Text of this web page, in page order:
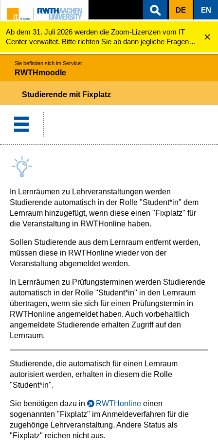
ZUM INHALTSBEREICH
ZUR HAUPTNAVIGATION
ZUR SUCHE
DE EN
Ab dem 31. Juli 2026 werden die Zoom-Lizenzen vom IT
Center verwaltet. Bitte richten Sie ab dann jegliche Fragen
zu den Zoom-Lizenzen (z.B. Probleme mit dem Login) an
servicedesk@itc.rwth-aachen.de.
RWTHmoodle Studierende mit Fixplatz
Sie befinden sich im Service:
RWTHmoodle
Studierende mit Fixplatz
In Lernräumen zu Lehrveranstaltungen werden
Studierende automatisch in der Rolle "Student*in" dem
Lernraum hinzugefügt, wenn diese einen "Fixplatz" für
die Veranstaltung in RWTHonline haben.
Sollen Studierende aus dem Lernraum entfernt werden,
müssen diese in RWTHonline wieder von der
Veranstaltung abgemeldet werden.
In Lernräumen zu Prüfungsterminen werden Studierende
automatisch in der Rolle "Student*in" in den Lernraum
übertragen, wenn sie sich für einen Prüfungstermin in
RWTHonline angemeldet haben. Auch vorbehaltlich
angemeldete Studierende erhalten Zugriff auf den
Lernraum.
Studierende, die automatisch für einen Lernraum
autorisiert werden, erhalten in diesem die Rolle
"Student*in".
Sie benötigen dazu in RWTHonline einen
sogenannten "Fixplatz" im Anmeldeverfahren für die
zugehörige Lehrveranstaltung. Andere Status als
"Fixplatz" reichen nicht aus.